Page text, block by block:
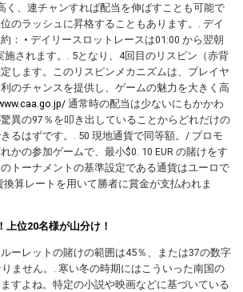
く、連チャンすれば配当を伸ばすことも可能で
のラッシュに昇格することもあります。. デイ
： • デイリースロットレースは01:00 から翌朝
施されます。. 5となり、4回目のリスピン（赤背
します。このリスピンメカニズムは、プレイヤ
のチャンスを提供し、ゲームの魅力を大きく高
通常時の配当は少ないにもかかわ
異の97％を叩き出していることからどれだけの
るはずです。. 50 現地通貨で同等額。/ プロモ
かの参加ゲームで、最小$0. 10 EUR の賭けをす
トーナメントの基準設定である通貨はユーロで
換算レートを用いて勝者に賞金が支払われま
上位20名様が山分け！
ーレットの賭けの範囲は45％、または37の数字
ません。. 寒い冬の時期にはこういった南国の
すよね。特定の小説や映画などに基づいている